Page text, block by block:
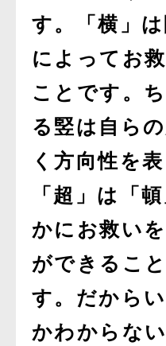
す。「横」
によってお
ことです。
る竪は自ら
く方向性を
「超」は「
かにお救い
ができるこ
す。だから
かわからな